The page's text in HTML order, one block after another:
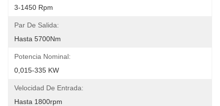
3-1450 Rpm
Par De Salida:
Hasta 5700Nm
Potencia Nominal:
0,015-335 KW
Velocidad De Entrada:
Hasta 1800rpm